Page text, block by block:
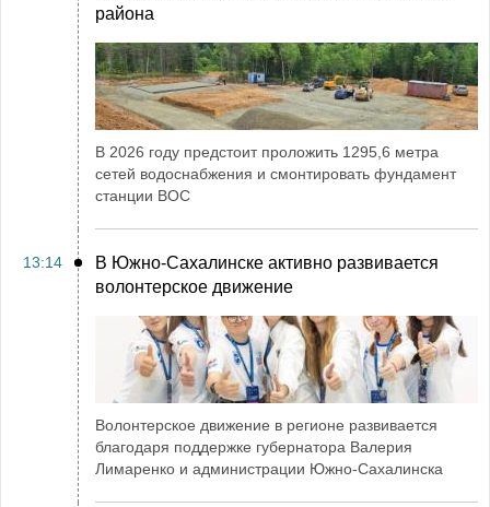
района
В 2026 году предстоит проложить 1295,6 метра
сетей водоснабжения и смонтировать фундамент
станции ВОС
13:14
В Южно-Сахалинске активно развивается
волонтерское движение
Волонтерское движение в регионе развивается
благодаря поддержке губернатора Валерия
Лимаренко и администрации Южно-Сахалинска